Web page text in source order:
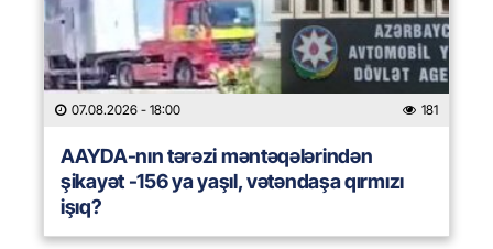
07.08.2026 - 18:00 181
AAYDA-nın tərəzi məntəqələrindən
şikayət -156 ya yaşıl, vətəndaşa qırmızı
işıq?